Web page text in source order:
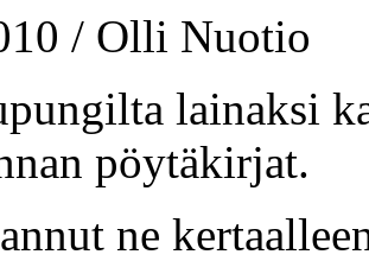
/ Olli Nuotio
lainaksi
pöytäkirjat.
ne